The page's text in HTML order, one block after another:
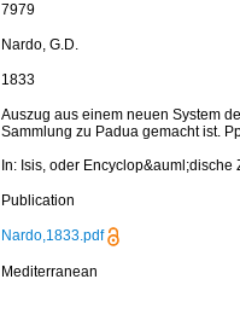
7979
Nardo, G.D.
1833
Auszug aus einem neuen System
Sammlung zu Padua gemacht ist.
In: Isis, oder
Publication
Nardo,1833.pdf
Mediterranean